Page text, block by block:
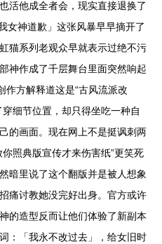
活他成全者会，现实直接退换了
女神道歉」这张风暴早早摘开了
猫系列老观众早就表示过绝不污
神作成了千层舞台里面突然响起
作方解释道这是“古风流派改
细节位置，却只得坐吃一种自
的画面。现在网上不是挺讽刺两
照典版宣传才来伤害纸”更笑死
暗里说了这个翻版并是被人想象
痛讨教她没完好出身。官方或许
的造型反而让他们体验了新副本
：「我永不改过去」，给女旧时